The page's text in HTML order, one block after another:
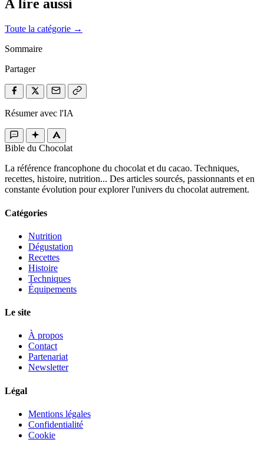
À lire aussi
Toute la catégorie →
Sommaire
Partager
Résumer avec l'IA
Bible du Chocolat
La référence francophone du chocolat et du cacao. Techniques,
recettes, histoire, nutrition... Des articles sourcés, passionnants et en
constante évolution pour explorer l'univers du chocolat autrement.
Catégories
Nutrition
Dégustation
Recettes
Histoire
Techniques
Équipements
Le site
À propos
Contact
Partenariat
Newsletter
Légal
Mentions légales
Confidentialité
Cookie